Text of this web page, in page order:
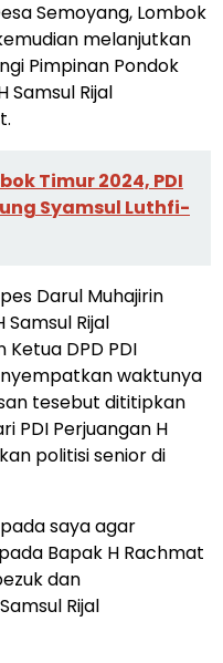
Semoyang, Lombok
melanjutkan
Pimpinan Pondok
Samsul Rijal
Timur 2024, PDI
Syamsul Luthfi-
Darul Muhajirin
Rijal
DPD PDI
waktunya
tesebut dititipkan
PDI Perjuangan H
politisi senior di
saya agar
Bapak H Rachmat
dan
Rijal